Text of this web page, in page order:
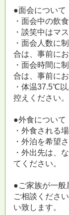
●面会について
・面会中の飲
・談笑中はマ
・面会人数に
合は、事前に
・面会時間に
合は、事前に
・体温37.5℃
控えください。
●外食について
・外食される
・外泊を希望
・外出先は、
てください。
●ご家族が一般
ご相談くださ
い致します。